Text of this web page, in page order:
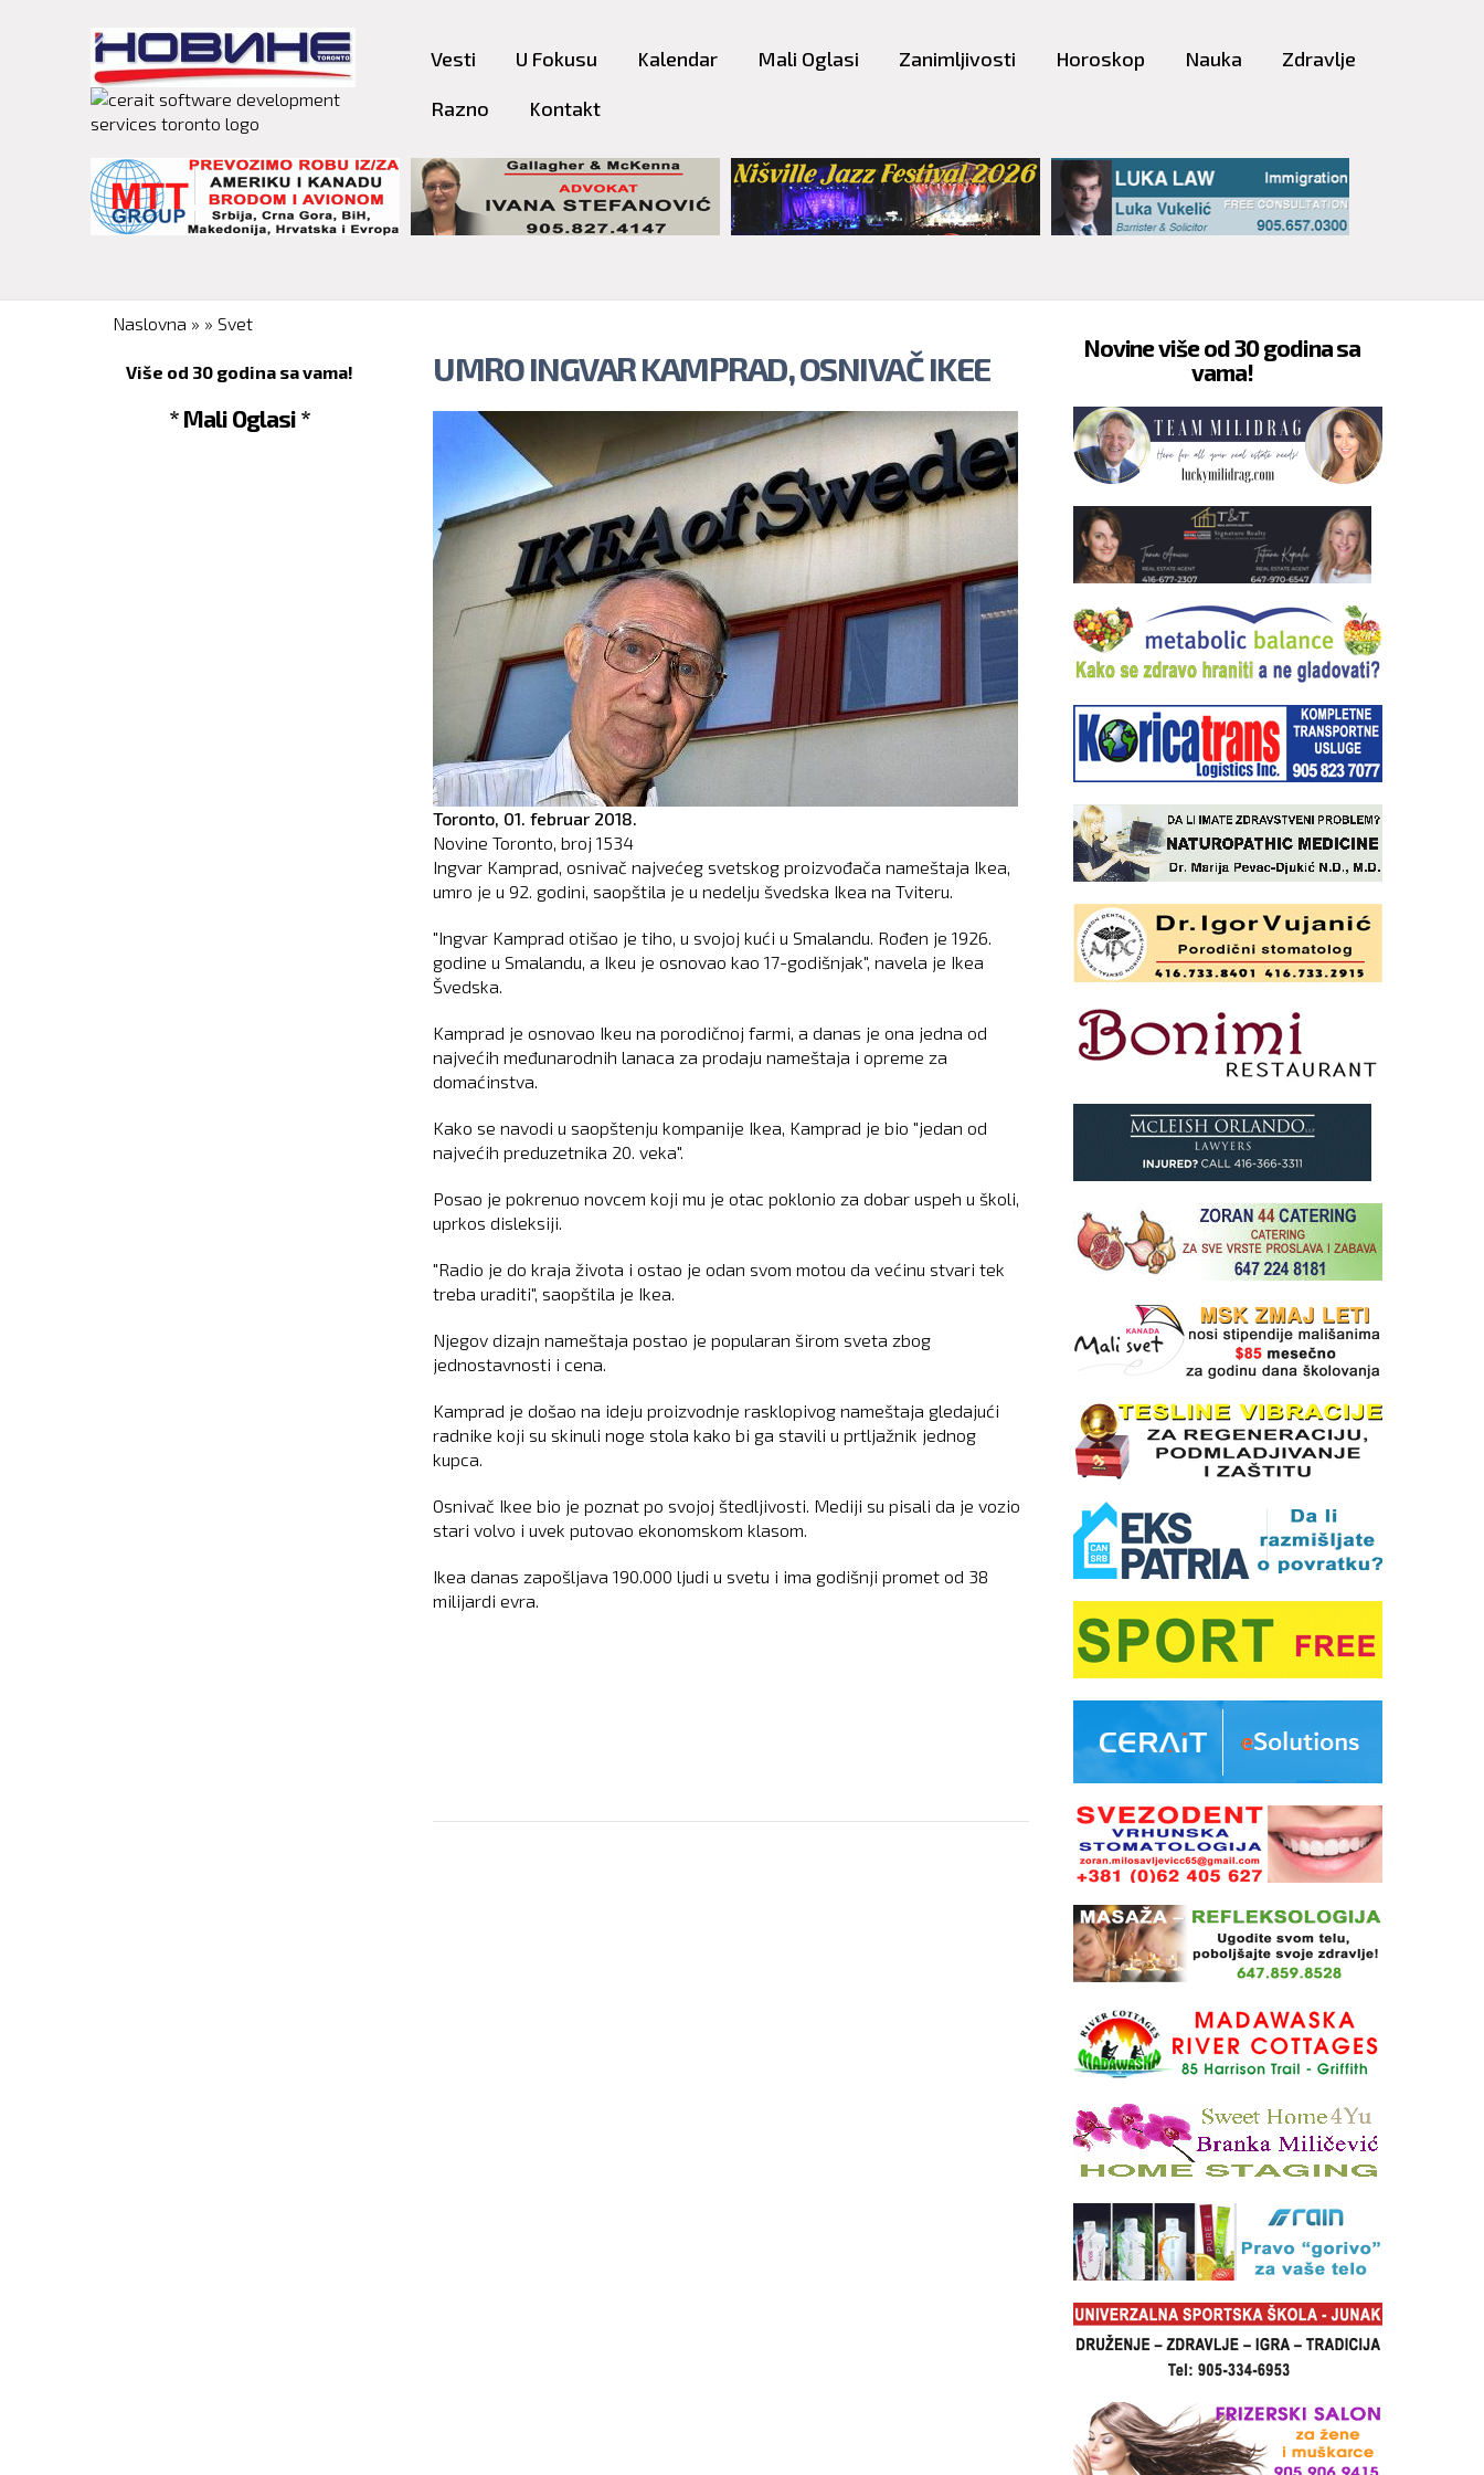
content
Vesti U Fokusu Kalendar Mali Oglasi Zanimljivosti Horoskop Nauka Zdravlje
Razno Kontakt
You are here
Naslovna » » Svet
Više od 30 godina sa vama!
* Mali Oglasi *
UMRO INGVAR KAMPRAD, OSNIVAČ IKEE
Toronto, 01. februar 2018.
Novine Toronto, broj 1534
Ingvar Kamprad, osnivač najvećeg svetskog proizvođača nameštaja Ikea,
umro je u 92. godini, saopštila je u nedelju švedska Ikea na Tviteru.
"Ingvar Kamprad otišao je tiho, u svojoj kući u Smalandu. Rođen je 1926.
godine u Smalandu, a Ikeu je osnovao kao 17-godišnjak", navela je Ikea
Švedska.
Kamprad je osnovao Ikeu na porodičnoj farmi, a danas je ona jedna od
najvećih međunarodnih lanaca za prodaju nameštaja i opreme za
domaćinstva.
Kako se navodi u saopštenju kompanije Ikea, Kamprad je bio "jedan od
najvećih preduzetnika 20. veka".
Posao je pokrenuo novcem koji mu je otac poklonio za dobar uspeh u školi,
uprkos disleksiji.
"Radio je do kraja života i ostao je odan svom motou da većinu stvari tek
treba uraditi", saopštila je Ikea.
Njegov dizajn nameštaja postao je popularan širom sveta zbog
jednostavnosti i cena.
Kamprad je došao na ideju proizvodnje rasklopivog nameštaja gledajući
radnike koji su skinuli noge stola kako bi ga stavili u prtljažnik jednog
kupca.
Osnivač Ikee bio je poznat po svojoj štedljivosti. Mediji su pisali da je vozio
stari volvo i uvek putovao ekonomskom klasom.
Ikea danas zapošljava 190.000 ljudi u svetu i ima godišnji promet od 38
milijardi evra.
Novine više od 30 godina sa
vama!